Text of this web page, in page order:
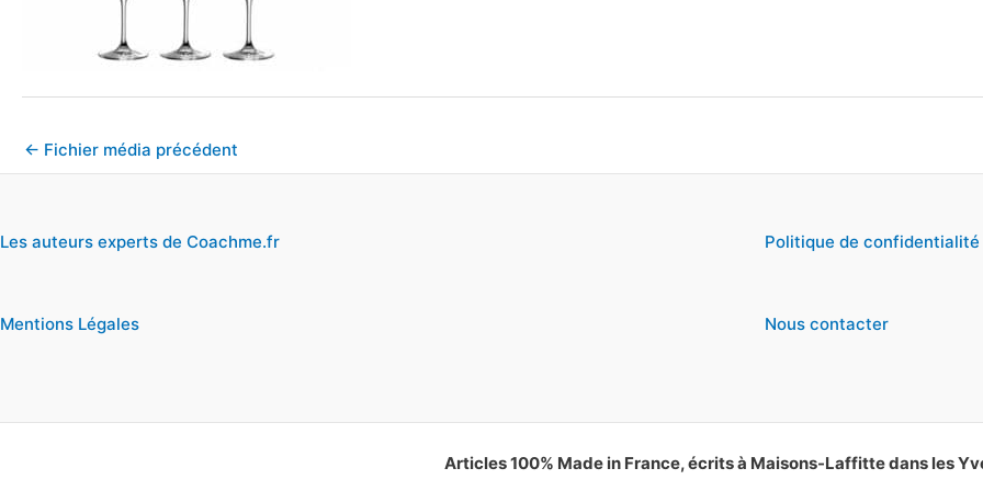
← Fichier média précédent
Les auteurs experts de Coachme.fr
Mentions Légales
Politique de confidentialité
Nous contacter
Articles 100% Made in France, écrits à Maisons-Laffitte dans les